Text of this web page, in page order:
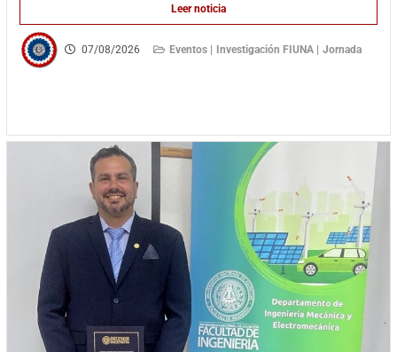
Leer noticia
07/08/2026 Eventos | Investigación FIUNA | Jornada